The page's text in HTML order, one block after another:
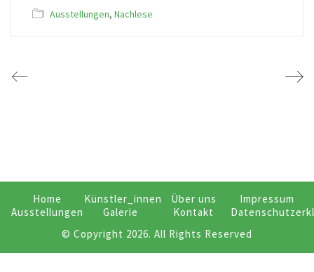
Ausstellungen, Nachlese
Home
Ausstellungen
Künstler_innen
Galerie
Über uns
Kontakt
Impressum
© Copyright 2026. All Rights Reserved